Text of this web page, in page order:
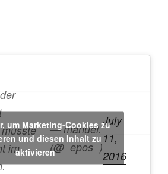
im
— manuel.
(@_epos_)
July
11,
2016
um Marketing-Cookies zu
und diesen Inhalt zu
aktivieren